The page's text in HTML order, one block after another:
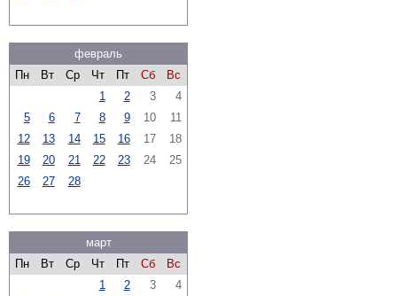
февраль
Пн
Вт Ср Чт Пт Сб
Вс
1
2 3
4
5
6 7 8 9 10
11
12
13 14 15 16 17
18
19
20 21 22 23 24
25
26
27 28
март
Пн
Вт Ср Чт Пт Сб
Вс
1
2 3
4